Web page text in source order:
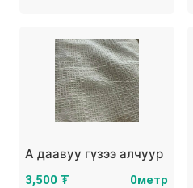
А даавуу гүзээ алчуур
3,500 ₮ 0метр